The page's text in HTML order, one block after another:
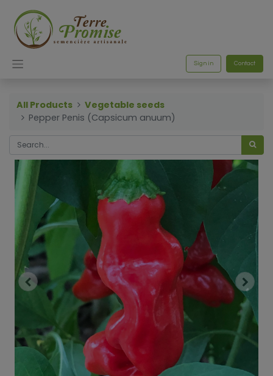
Sign in Contact
All Products
Vegetable seeds
Pepper Penis (Capsicum anuum)